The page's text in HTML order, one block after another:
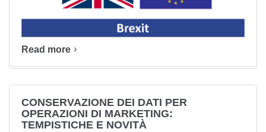
Read more
CONSERVAZIONE DEI DATI PER
OPERAZIONI DI MARKETING:
TEMPISTICHE E NOVITÀ